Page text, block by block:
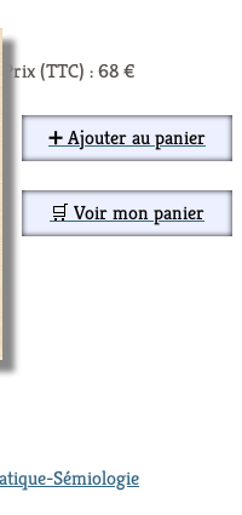
Prix (TTC) : 68 €
➕ Ajouter au panier
🛒 Voir mon panier
Sémiologie